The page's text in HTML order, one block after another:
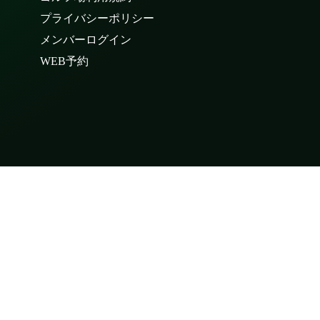
プライバシーポリシー
メンバーログイン
WEB予約